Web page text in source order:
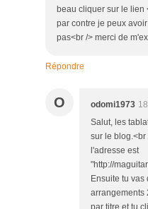
beau cliquer sur le lien
par contre je peux
pas<br /> merci de
Répondre
O odomi1973
Salut, les
sur le blog.<br
l'adresse est
"http://
Ensuite tu
arrangements
par titre et tu